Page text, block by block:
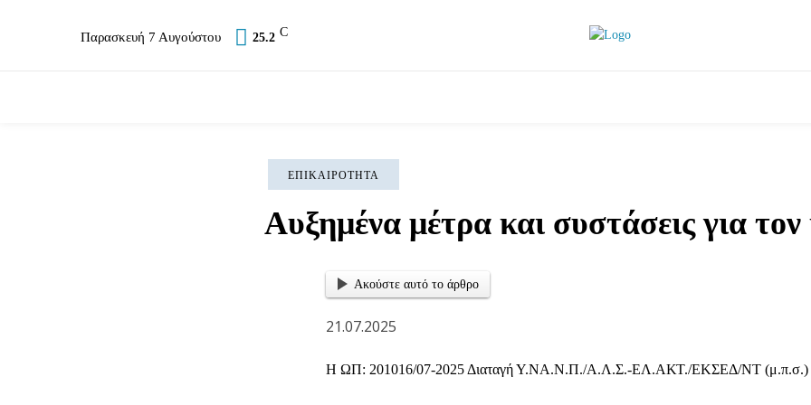
Παρασκευή 7 Αυγούστου 25.2 C
ΕΠΙΚΑΙΡΌΤΗΤΑ
Αυξημένα μέτρα και συστάσεις για
Ακούστε αυτό το άρθρο
21.07.2025
Η ΩΠ: 201016/07-2025 Διαταγή Υ.ΝΑ.Ν.Π./Α.Λ.Σ.-ΕΛ.ΑΚΤ./ΕΚΣΕΔ/ΝΤ (μ.π.σ.)